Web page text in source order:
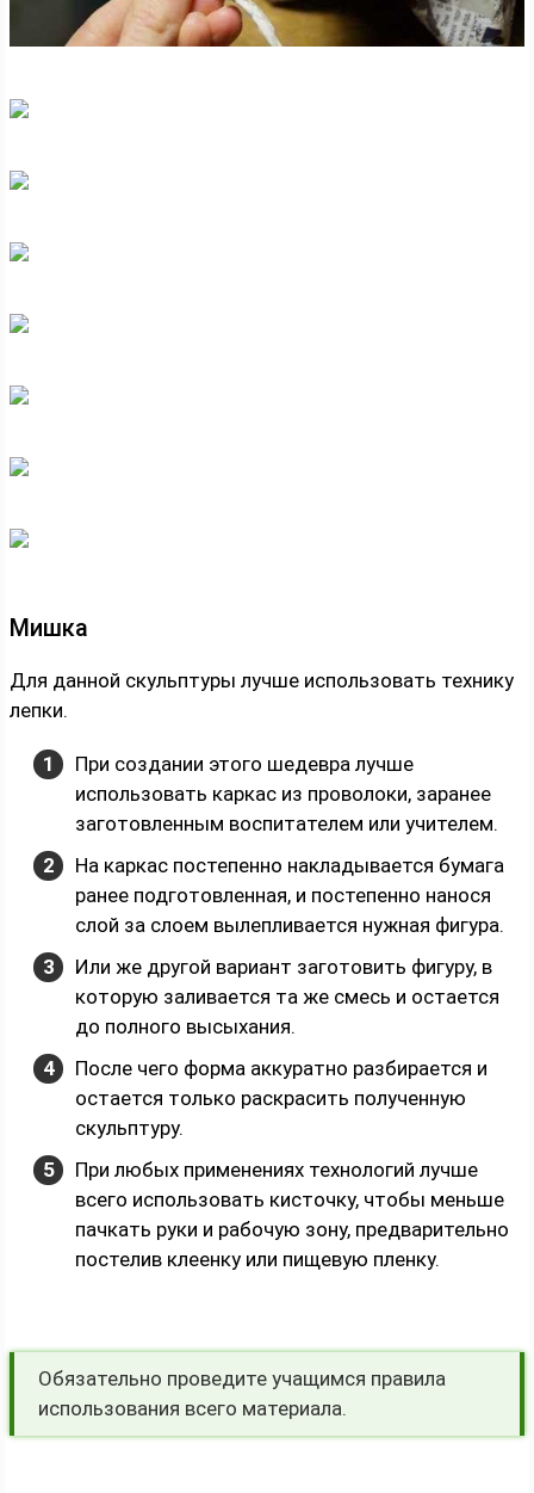
Мишка
Для данной скульптуры лучше использовать технику
лепки.
При создании этого шедевра лучше
использовать каркас из проволоки, заранее
заготовленным воспитателем или учителем.
На каркас постепенно накладывается бумага
ранее подготовленная, и постепенно нанося
слой за слоем вылепливается нужная фигура.
Или же другой вариант заготовить фигуру, в
которую заливается та же смесь и остается
до полного высыхания.
После чего форма аккуратно разбирается и
остается только раскрасить полученную
скульптуру.
При любых применениях технологий лучше
всего использовать кисточку, чтобы меньше
пачкать руки и рабочую зону, предварительно
постелив клеенку или пищевую пленку.
Обязательно проведите учащимся правила
использования всего материала.